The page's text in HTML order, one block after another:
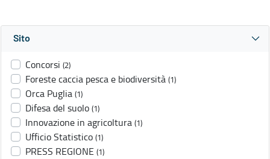
Sito
Concorsi (2)
Foreste caccia pesca e biodiversità (1)
Orca Puglia (1)
Difesa del suolo (1)
Innovazione in agricoltura (1)
Ufficio Statistico (1)
PRESS REGIONE (1)